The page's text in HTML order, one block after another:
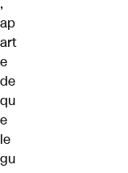
ap
art
e
de
qu
e
le
gu